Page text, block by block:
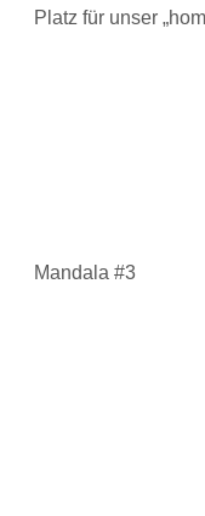
Platz für unser
Mandala #3